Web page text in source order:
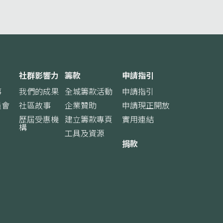
社群影響力
我們的成果
社區故事
歷屆受惠機
構
籌款
全城籌款活動
企業贊助
建立籌款專頁
工具及資源
申請指引
申請指引
申請現正開放
實用連結
捐款